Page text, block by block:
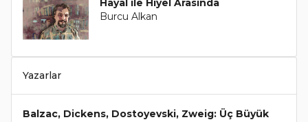
Hayal ile Hiyel Arasında
Burcu Alkan
Yazarlar
Balzac, Dickens, Dostoyevski, Zweig: Üç Büyük